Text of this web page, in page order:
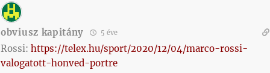
obviusz kapitány 5 éve
Rossi: https://telex.hu/sport/2020/12/04/marco-rossi-
valogatott-honved-portre